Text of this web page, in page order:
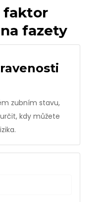
faktor
fazety
zubním stavu,
kdy můžete